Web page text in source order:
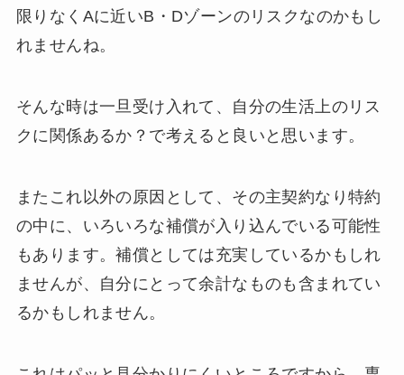
限りなくAに近いB・Dゾーンのリスクなのかもし
れませんね。
そんな時は一旦受け入れて、自分の生活上のリス
クに関係あるか？で考えると良いと思います。
またこれ以外の原因として、その主契約なり特約
の中に、いろいろな補償が入り込んでいる可能性
もあります。補償としては充実しているかもしれ
ませんが、自分にとって余計なものも含まれてい
るかもしれません。